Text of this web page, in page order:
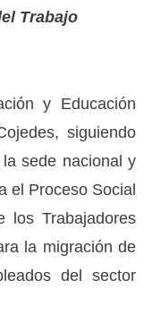
Trabajo
y Educación
siguiendo
sede nacional y
el Proceso Social
los Trabajadores
la migración de
del sector